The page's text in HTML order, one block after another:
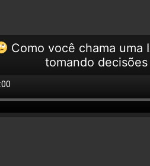
Como você chama uma
tomando decisões